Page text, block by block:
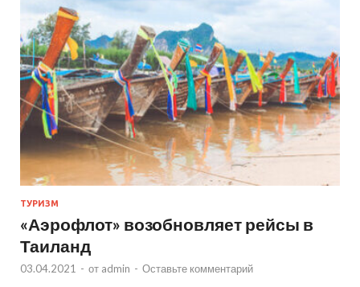
ТУРИЗМ
«Аэрофлот» возобновляет рейсы в
Таиланд
03.04.2021 - от admin - Оставьте комментарий